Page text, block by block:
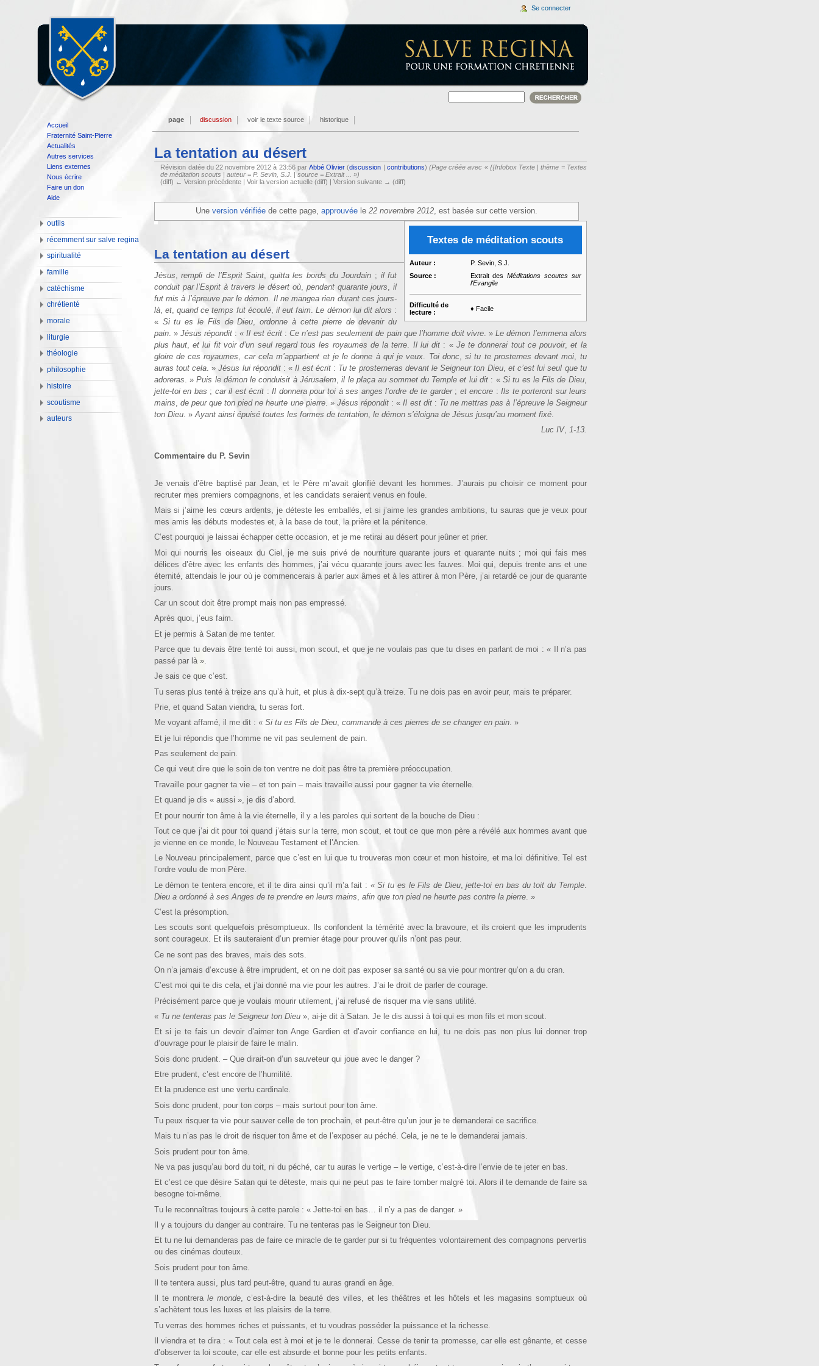
La tentation au désert
Révision datée du 22 novembre 2012 à 23:56 parAbbé Olivier (discussion contributions) (Page créée avec « {{Infobox Texte | thème = Textes
de méditation scouts | auteur = P. Sevin, S.J. | source = Extrait ... »)
(diff) ← Version précédente | Voir la version actuelle (diff) | Version suivante → (diff)
Une version vérifiéede cette page, approuvéele 22 novembre 2012, est basée sur cette version.
Textes de méditation scouts
Auteur :
P. Sevin, S.J.
Source :
Extrait desMéditations scoutes sur
l'Evangile
Difficulté de
lecture :
♦ Facile
La tentation au désert
Jésus, rempli de l’Esprit Saint, quitta les bords du Jourdain ; il fut
conduit par l’Esprit à travers le désert où, pendant quarante jours, il
fut mis à l’épreuve par le démon. Il ne mangea rien durant ces jours-
là, et, quand ce temps fut écoulé, il eut faim. Le démon lui dit alors :
« Si tu es le Fils de Dieu, ordonne à cette pierre de devenir du
pain. »Jésus répondit : «Il est écrit : Ce n’est pas seulement de pain que l’homme doit vivre. » Le démon l’emmena alors
plus haut, et lui fit voir d’un seul regard tous les royaumes de la terre. Il lui dit : « Je te donnerai tout ce pouvoir, et la
gloire de ces royaumes, car cela m’appartient et je le donne à qui je veux. Toi donc, si tu te prosternes devant moi, tu
auras tout cela. » Jésus lui répondit : «Il est écrit : Tu te prosterneras devant le Seigneur ton Dieu, et c’est lui seul que tu
adoreras. »Puis le démon le conduisit à Jérusalem, il le plaça au sommet du Temple et lui dit : « Si tu es le Fils de Dieu,
jette-toi en bas ; car il est écrit : Il donnera pour toi à ses anges l’ordre de te garder ; et encore : Ils te porteront sur leurs
mains, de peur que ton pied ne heurte une pierre. »Jésus répondit : «Il est dit : Tu ne mettras pas à l’épreuve le Seigneur
ton Dieu. »Ayant ainsi épuisé toutes les formes de tentation, le démon s’éloigna de Jésus jusqu’au moment fixé.
Luc IV, 1-13.
Commentaire du P. Sevin
Je venais d’être baptisé par Jean, et le Père m’avait glorifié devant les hommes. J’aurais pu choisir ce moment pour
recruter mes premiers compagnons, et les candidats seraient venus en foule.
Mais si j’aime les cœurs ardents, je déteste les emballés, et si j’aime les grandes ambitions, tu sauras que je veux pour
mes amis les débuts modestes et, à la base de tout, la prière et la pénitence.
C’est pourquoi je laissai échapper cette occasion, et je me retirai au désert pour jeûner et prier.
Moi qui nourris les oiseaux du Ciel, je me suis privé de nourriture quarante jours et quarante nuits ; moi qui fais mes
délices d’être avec les enfants des hommes, j’ai vécu quarante jours avec les fauves. Moi qui, depuis trente ans et une
éternité, attendais le jour où je commencerais à parler aux âmes et à les attirer à mon Père, j’ai retardé ce jour de quarante
jours.
Car un scout doit être prompt mais non pas empressé.
Après quoi, j’eus faim.
Et je permis à Satan de me tenter.
Parce que tu devais être tenté toi aussi, mon scout, et que je ne voulais pas que tu dises en parlant de moi : « Il n’a pas
passé par là ».
Je sais ce que c’est.
Tu seras plus tenté à treize ans qu’à huit, et plus à dix-sept qu’à treize. Tu ne dois pas en avoir peur, mais te préparer.
Prie, et quand Satan viendra, tu seras fort.
Me voyant affamé, il me dit : « Si tu es Fils de Dieu, commande à ces pierres de se changer en pain. »
Et je lui répondis que l’homme ne vit pas seulement de pain.
Pas seulement de pain.
Ce qui veut dire que le soin de ton ventre ne doit pas être ta première préoccupation.
Travaille pour gagner ta vie – et ton pain – mais travaille aussi pour gagner ta vie éternelle.
Et quand je dis « aussi », je dis d’abord.
Et pour nourrir ton âme à la vie éternelle, il y a les paroles qui sortent de la bouche de Dieu :
Tout ce que j’ai dit pour toi quand j’étais sur la terre, mon scout, et tout ce que mon père a révélé aux hommes avant que
je vienne en ce monde, le Nouveau Testament et l’Ancien.
Le Nouveau principalement, parce que c’est en lui que tu trouveras mon cœur et mon histoire, et ma loi définitive. Tel est
l’ordre voulu de mon Père.
Le démon te tentera encore, et il te dira ainsi qu’il m’a fait : «Si tu es le Fils de Dieu, jette-toi en bas du toit du Temple.
Dieu a ordonné à ses Anges de te prendre en leurs mains
afin que ton pied ne heurte pas contre la pierre. »
C’est la présomption.
Les scouts sont quelquefois présomptueux. Ils confondent la témérité avec la bravoure, et ils croient que les imprudents
sont courageux. Et ils sauteraient d’un premier étage pour prouver qu’ils n’ont pas peur.
Ce ne sont pas des braves, mais des sots.
On n’a jamais d’excuse à être imprudent, et on ne doit pas exposer sa santé ou sa vie pour montrer qu’on a du cran.
C’est moi qui te dis cela, et j’ai donné ma vie pour les autres. J’ai le droit de parler de courage.
Précisément parce que je voulais mourir utilement,
j’ai refusé de risquer ma vie sans utilité.
« Tu ne tenteras pas le Seigneur ton Dieu», ai-je dit à Satan. Je le dis aussi à toi qui es mon fils et mon scout.
Et si je te fais un devoir d’aimer ton Ange Gardien et d’avoir confiance en lui, tu ne dois pas non plus lui donner trop
d’ouvrage pour le plaisir de faire le malin.
Sois donc prudent. – Que dirait-on d’un sauveteur qui joue avec le danger ?
Etre prudent, c’est encore de l’humilité.
Et la prudence est une vertu cardinale.
Sois donc prudent, pour ton corps – mais surtout pour ton âme.
Tu peux risquer ta vie pour sauver celle de ton prochain, et peut-être qu’un jour je te demanderai ce sacrifice.
Mais tu n’as pas le droit de risquer ton âme et de l’exposer au péché. Cela, je ne te le demanderai jamais.
Sois prudent pour ton âme.
Ne va pas jusqu’au bord du toit, ni du péché, car tu auras le vertige – le vertige, c’est-à-dire l’envie de te jeter en bas.
Et c’est ce que désire Satan qui te déteste, mais qui ne peut pas te faire tomber malgré toi. Alors il te demande de faire sa
besogne toi-même.
Tu le reconnaîtras toujours à cette parole : « Jette-toi en bas… il n’y a pas de danger. »
Il y a toujours du danger au contraire. Tu ne tenteras pas le Seigneur ton Dieu.
Et tu ne lui demanderas pas de faire ce miracle de te garder pur si tu fréquentes volontairement des compagnons pervertis
ou des cinémas douteux.
Sois prudent pour ton âme.
Il te tentera aussi, plus tard peut-être, quand tu auras grandi en âge.
Il te montrera le monde, c’est-à-dire la beauté des villes, et les théâtres et les hôtels et les magasins somptueux où
s’achètent tous les luxes et les plaisirs de la terre.
Tu verras des hommes riches et puissants, et tu voudras posséder la puissance et la richesse.
Il viendra et te dira : « Tout cela est à moi et je te le donnerai. Cesse de tenir ta promesse, car elle est gênante, et cesse
d’observer ta loi scoute, car elle est absurde et bonne pour les petits enfants.
page discussion voir le texte source historique
Se connecter
Accueil
Fraternité Saint-Pierre
Actualités
Autres services
Liens externes
Nous écrire
Faire un don
Aide
outils
récemment sur salve regina
spiritualité
famille
catéchisme
chrétienté
morale
liturgie
théologie
philosophie
histoire
scoutisme
auteurs